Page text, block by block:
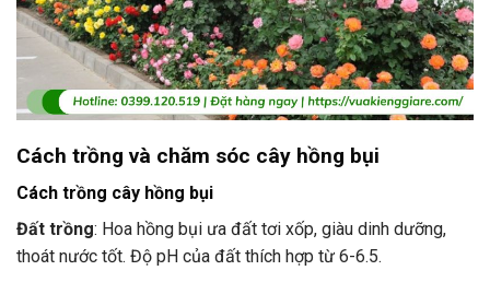
Cách trồng và chăm sóc cây hồng bụi
Cách trồng cây hồng bụi
Đất trồng: Hoa hồng bụi ưa đất tơi xốp, giàu dinh dưỡng,
thoát nước tốt. Độ pH của đất thích hợp từ 6-6.5.